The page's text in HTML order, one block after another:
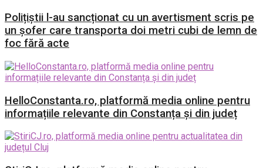
Polițiștii l-au sancționat cu un avertisment scris pe
un șofer care transporta doi metri cubi de lemn de
foc fără acte
HelloConstanta.ro, platformă media online pentru
informațiile relevante din Constanța și din județ